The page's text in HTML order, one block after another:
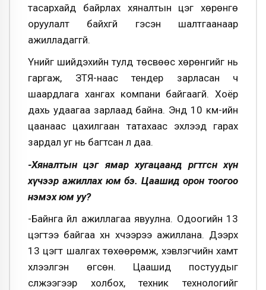
тасархайд байрлах хяналтын цэг хөрөнгө
оруулалт байхгүй гэсэн шалтгаанаар
ажилладаггүй.
Үүнийг шийдэхийн тулд төсвөөс хөрөнгийг нь
гаргаж, ЗТЯ-наас тендер зарласан ч
шаардлага хангах компани байгаагүй. Хоёр
дахь удаагаа зарлаад байна. Энд 10 км-ийн
цаанаас цахилгаан татахаас эхлээд гарах
зардал уг нь багтсан л даа.
-Хяналтын цэг ямар хугацаанд өргөтгөсөн хүн
хүчээр ажиллах юм бэ. Цаашид орон тоогоо
нэмэх юм уу?
-Байнга үйл ажиллагаа явуулна. Одоогийн 13
цэгтээ байгаа хүн хүчээрээ ажиллана. Дээрх
13 цэгт шалгах төхөөрөмж, хэвлэгчийн хамт
хүлээлгэн өгсөн. Цаашид постуудыг
сүлжээгээр холбох, техник технологийг